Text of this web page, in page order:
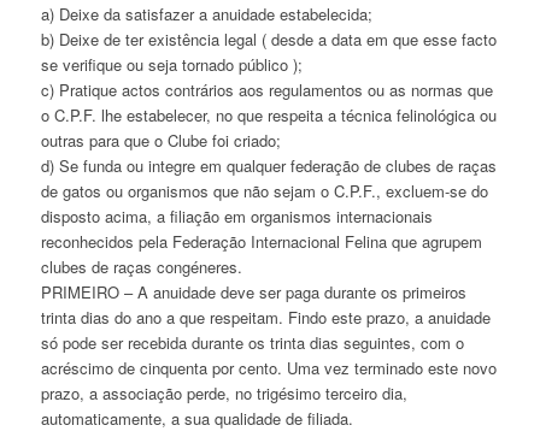
a) Deixe da satisfazer a anuidade estabelecida;
b) Deixe de ter existência legal ( desde a data em que esse facto
se verifique ou seja tornado público );
c) Pratique actos contrários aos regulamentos ou as normas que
o C.P.F. lhe estabelecer, no que respeita a técnica felinológica ou
outras para que o Clube foi criado;
d) Se funda ou integre em qualquer federação de clubes de raças
de gatos ou organismos que não sejam o C.P.F., excluem-se do
disposto acima, a filiação em organismos internacionais
reconhecidos pela Federação Internacional Felina que agrupem
clubes de raças congéneres.
PRIMEIRO – A anuidade deve ser paga durante os primeiros
trinta dias do ano a que respeitam. Findo este prazo, a anuidade
só pode ser recebida durante os trinta dias seguintes, com o
acréscimo de cinquenta por cento. Uma vez terminado este novo
prazo, a associação perde, no trigésimo terceiro dia,
automaticamente, a sua qualidade de filiada.